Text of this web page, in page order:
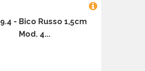
- Bico Russo 1,5cm
Mod. 4...